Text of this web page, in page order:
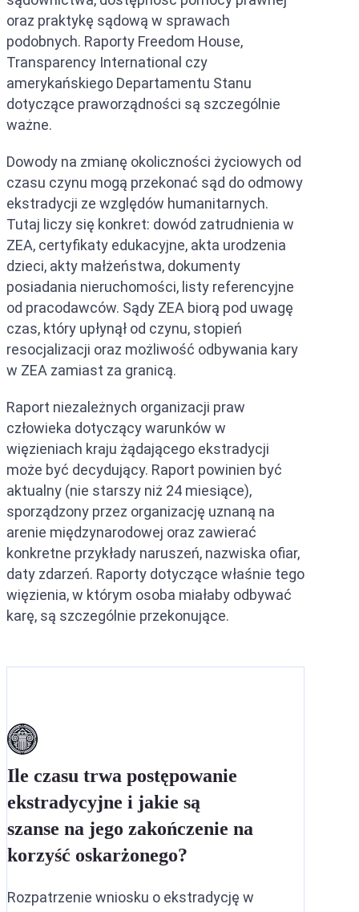
oraz praktykę sądową w sprawach
podobnych. Raporty Freedom House,
Transparency International czy
amerykańskiego Departamentu Stanu
dotyczące praworządności są szczególnie
ważne.
Dowody na zmianę okoliczności życiowych od
czasu czynu mogą przekonać sąd do odmowy
ekstradycji ze względów humanitarnych.
Tutaj liczy się konkret: dowód zatrudnienia w
ZEA, certyfikaty edukacyjne, akta urodzenia
dzieci, akty małżeństwa, dokumenty
posiadania nieruchomości, listy referencyjne
od pracodawców. Sądy ZEA biorą pod uwagę
czas, który upłynął od czynu, stopień
resocjalizacji oraz możliwość odbywania kary
w ZEA zamiast za granicą.
Raport niezależnych organizacji praw
człowieka dotyczący warunków w
więzieniach kraju żądającego ekstradycji
może być decydujący. Raport powinien być
aktualny (nie starszy niż 24 miesiące),
sporządzony przez organizację uznaną na
arenie międzynarodowej oraz zawierać
konkretne przykłady naruszeń, nazwiska ofiar,
daty zdarzeń. Raporty dotyczące właśnie tego
więzienia, w którym osoba miałaby odbywać
karę, są szczególnie przekonujące.
Ile czasu trwa postępowanie
ekstradycyjne i jakie są
szanse na jego zakończenie na
korzyść oskarżonego?
Rozpatrzenie wniosku o ekstradycję w